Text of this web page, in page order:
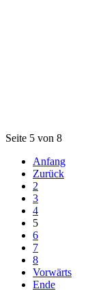
Seite 5 von 8
Anfang
Zurück
2
3
4
5
6
7
8
Vorwärts
Ende